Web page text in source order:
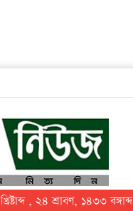
, ২৪ শ্রাবণ, ১৪৩৩ বঙ্গাব্দ